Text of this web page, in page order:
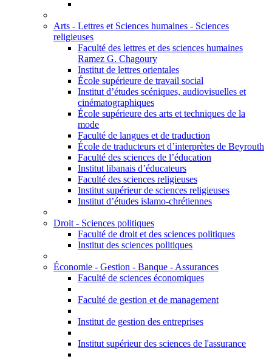
Arts - Lettres et Sciences humaines - Sciences
religieuses
Faculté des lettres et des sciences humaines
Ramez G. Chagoury
Institut de lettres orientales
École supérieure de travail social
Institut d’études scéniques, audiovisuelles et
cinématographiques
École supérieure des arts et techniques de la
mode
Faculté de langues et de traduction
École de traducteurs et d’interprètes de Beyrouth
Faculté des sciences de l’éducation
Institut libanais d’éducateurs
Faculté des sciences religieuses
Institut supérieur de sciences religieuses
Institut d’études islamo-chrétiennes
Droit - Sciences politiques
Faculté de droit et des sciences politiques
Institut des sciences politiques
Économie - Gestion - Banque - Assurances
Faculté de sciences économiques
Faculté de gestion et de management
Institut de gestion des entreprises
Institut supérieur des sciences de l'assurance